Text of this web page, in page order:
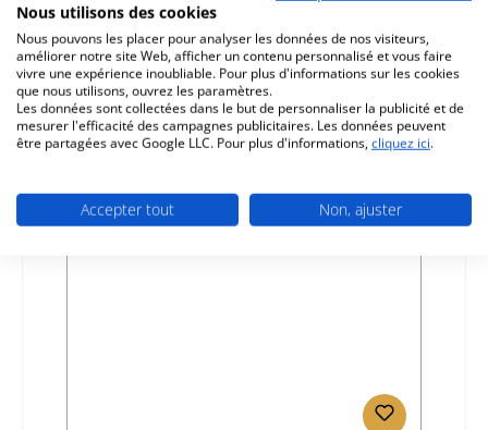
Fabricant:Fireplace
Prix régulier :
49,81 €
Disponible, délai de livraison : 4-6 jours
Détails
Nous utilisons des cookies
Nous pouvons les placer pour analyser les données de nos visiteurs,
améliorer notre site Web, afficher un contenu personnalisé et vous faire
vivre une expérience inoubliable. Pour plus d'informations sur les cookies
que nous utilisons, ouvrez les paramètres.
Les données sont collectées dans le but de personnaliser la publicité et de
mesurer l'efficacité des campagnes publicitaires. Les données peuvent
être partagées avec Google LLC. Pour plus d'informations, cliquez ici.
Accepter tout Non, ajuster